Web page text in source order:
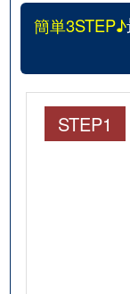
簡単3STEP♪
STEP1